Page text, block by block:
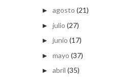
► agosto (21)
► julio (27)
► junio (17)
► mayo (37)
► abril (35)